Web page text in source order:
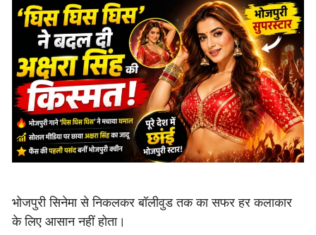
भोजपुरी सिनेमा से निकलकर बॉलीवुड तक का सफर हर कलाकार
के लिए आसान नहीं होता।